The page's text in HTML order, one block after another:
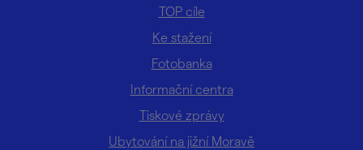
TOP cíle
Ke stažení
Fotobanka
Informační centra
Tiskové zprávy
Ubytování na jižní Moravě